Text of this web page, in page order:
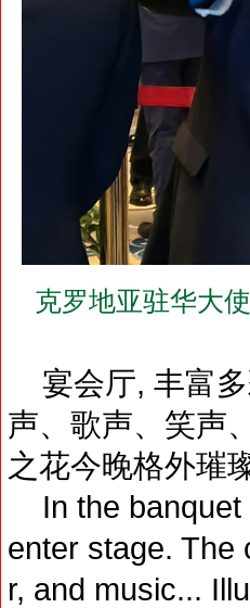
克罗地亚驻华大
宴会厅, 丰富多
声、歌声、笑声
之花今晚格外
In the banquet
enter stage. The
r, and music...